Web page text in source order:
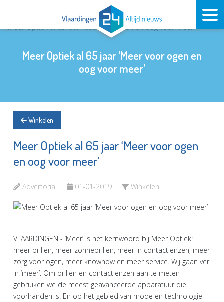
Meer Optiek al 65 jaar ‘Meer voor ogen en
oog voor meer’
Winkelen
Meer Optiek al 65 jaar ‘Meer voor ogen
en oog voor meer’
Advertorial 01-01-2019 Winkelen
VLAARDINGEN - ‘Meer’ is het kernwoord bij Meer Optiek:
meer brillen, meer zonnebrillen, meer in contactlenzen, meer
zorg voor ogen, meer knowhow en meer service. Wij gaan ver
in ‘meer’. Om brillen en contactlenzen aan te meten
gebruiken we de meest geavanceerde apparatuur die
voorhanden is. En op het gebied van mode en technologie